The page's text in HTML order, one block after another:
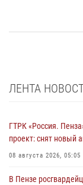
ЛЕНТА
ГТРК «Россия.
проект: снят новый
08 августа 2026, 05:05
В Пензе